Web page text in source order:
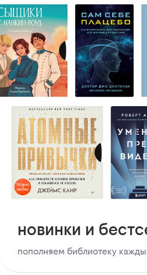
новинки и
пополняем библиотеку